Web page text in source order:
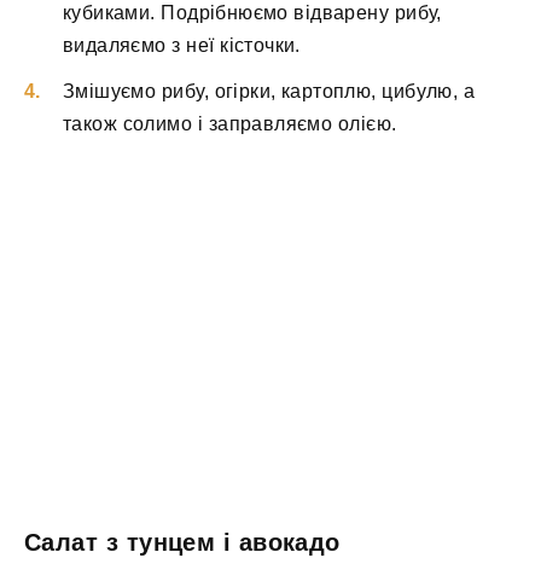
кубиками. Подрібнюємо відварену рибу,
видаляємо з неї кісточки.
Змішуємо рибу, огірки, картоплю, цибулю, а
також солимо і заправляємо олією.
Салат з тунцем і авокадо